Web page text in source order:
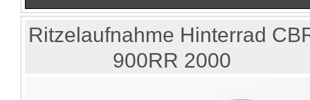
Ritzelaufnahme Hinterrad
900RR 2000